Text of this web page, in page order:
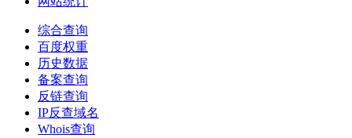
综合查询
百度权重
历史数据
备案查询
反链查询
IP反查域名
Whois查询